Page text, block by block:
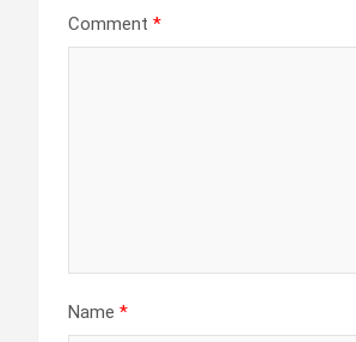
Comment *
Name *